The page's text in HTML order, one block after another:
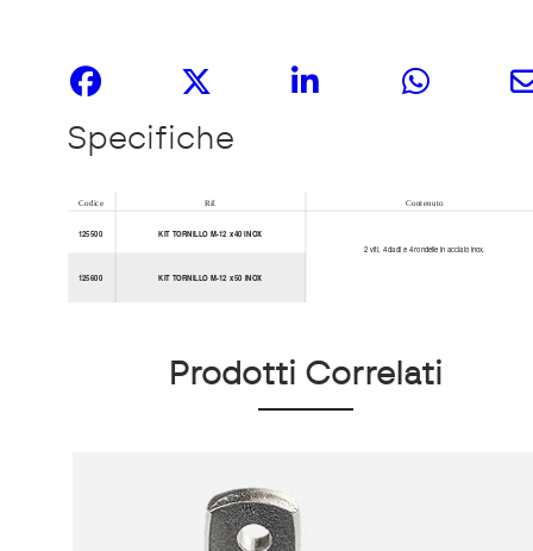
Specifiche
Prodotti Correlati